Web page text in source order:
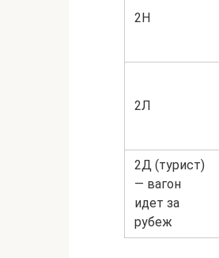
2Н
2Л
2Д (турист)
— вагон
идет за
рубеж